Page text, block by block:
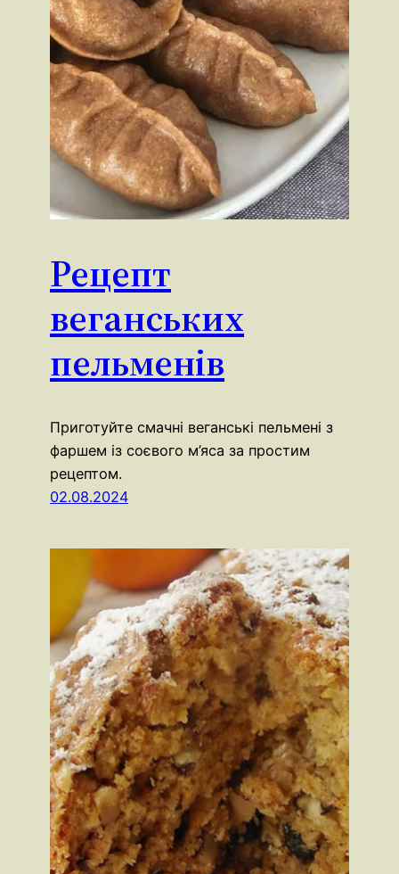
Рецепт
веганських
пельменів
Приготуйте смачні веганські пельмені з
фаршем із соєвого м’яса за простим
рецептом.
02.08.2024